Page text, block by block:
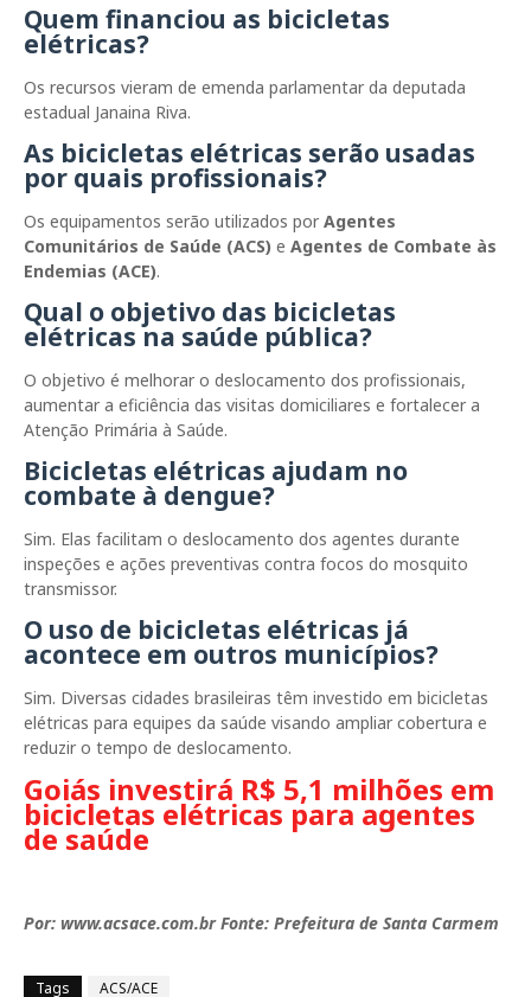
Quem financiou as bicicletas
elétricas?
Os recursos vieram de emenda parlamentar da deputada
estadual Janaina Riva.
As bicicletas elétricas serão usadas
por quais profissionais?
Os equipamentos serão utilizados por Agentes
Comunitários de Saúde (ACS) e Agentes de Combate às
Endemias (ACE).
Qual o objetivo das bicicletas
elétricas na saúde pública?
O objetivo é melhorar o deslocamento dos profissionais,
aumentar a eficiência das visitas domiciliares e fortalecer a
Atenção Primária à Saúde.
Bicicletas elétricas ajudam no
combate à dengue?
Sim. Elas facilitam o deslocamento dos agentes durante
inspeções e ações preventivas contra focos do mosquito
transmissor.
O uso de bicicletas elétricas já
acontece em outros municípios?
Sim. Diversas cidades brasileiras têm investido em bicicletas
elétricas para equipes da saúde visando ampliar cobertura e
reduzir o tempo de deslocamento.
Goiás investirá R$ 5,1 milhões em
bicicletas elétricas para agentes
de saúde
Por: www.acsace.com.br Fonte: Prefeitura de Santa Carmem
Tags ACS/ACE